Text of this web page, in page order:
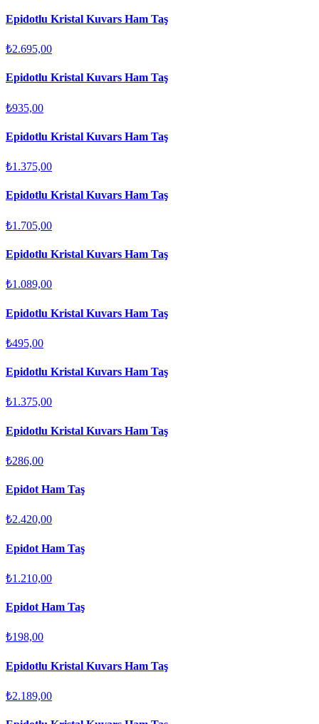
Epidotlu Kristal Kuvars Ham Taş
₺2.695,00
Epidotlu Kristal Kuvars Ham Taş
₺935,00
Epidotlu Kristal Kuvars Ham Taş
₺1.375,00
Epidotlu Kristal Kuvars Ham Taş
₺1.705,00
Epidotlu Kristal Kuvars Ham Taş
₺1.089,00
Epidotlu Kristal Kuvars Ham Taş
₺495,00
Epidotlu Kristal Kuvars Ham Taş
₺1.375,00
Epidotlu Kristal Kuvars Ham Taş
₺286,00
Epidot Ham Taş
₺2.420,00
Epidot Ham Taş
₺1.210,00
Epidot Ham Taş
₺198,00
Epidotlu Kristal Kuvars Ham Taş
₺2.189,00